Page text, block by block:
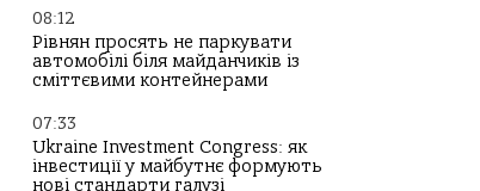
08:12
Рівнян просять не паркувати
автомобілі біля майданчиків із
сміттєвими контейнерами
07:33
Ukraine Investment Congress: як
інвестиції у майбутнє формують
нові стандарти галузі